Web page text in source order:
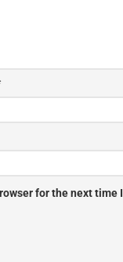
for the next time I